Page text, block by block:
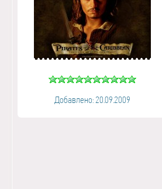
Добавлено: 20.09.2009